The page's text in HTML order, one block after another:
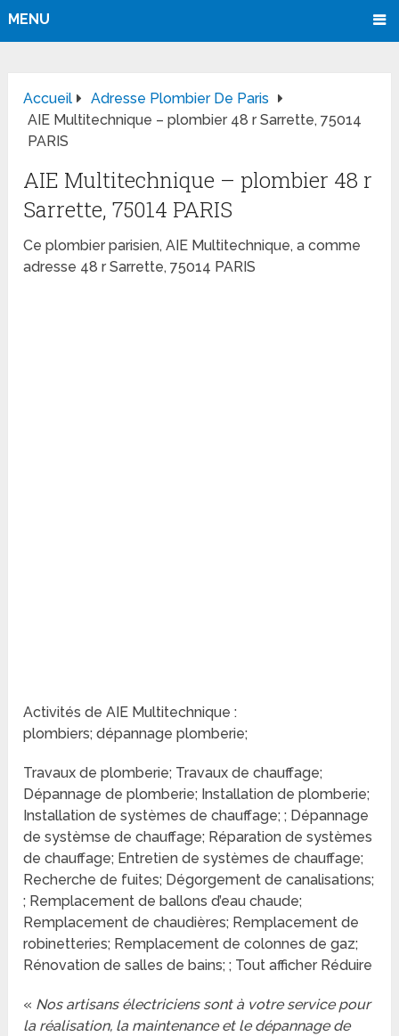
MENU
Accueil
Adresse Plombier De Paris
AIE Multitechnique – plombier 48 r Sarrette, 75014
PARIS
AIE Multitechnique – plombier 48 r
Sarrette, 75014 PARIS
Ce plombier parisien, AIE Multitechnique, a comme
adresse 48 r Sarrette, 75014 PARIS
Activités de AIE Multitechnique :
plombiers; dépannage plomberie;
Travaux de plomberie; Travaux de chauffage;
Dépannage de plomberie; Installation de plomberie;
Installation de systèmes de chauffage; ; Dépannage
de systèmse de chauffage; Réparation de systèmes
de chauffage; Entretien de systèmes de chauffage;
Recherche de fuites; Dégorgement de canalisations;
; Remplacement de ballons d’eau chaude;
Remplacement de chaudières; Remplacement de
robinetteries; Remplacement de colonnes de gaz;
Rénovation de salles de bains; ; Tout afficher Réduire
« Nos artisans électriciens sont à votre service pour
la réalisation, la maintenance et le dépannage de